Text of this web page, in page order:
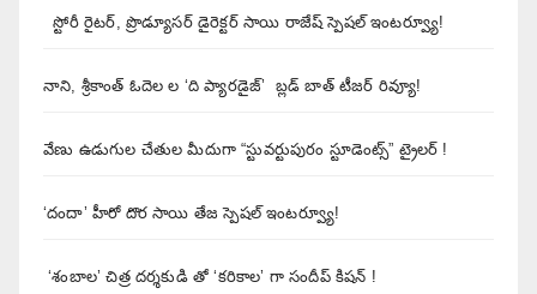
స్టోరీ రైటర్, ప్రొడ్యూసర్ డైరెక్టర్ సాయి రాజేష్ స్పెషల్ ఇంటర్వ్యూ!
నాని, శ్రీకాంత్ ఓదెల ల ‘ది ప్యారడైజ్’ బ్లడ్ బాత్ టీజర్ రివ్యూ!
వేణు ఉడుగుల చేతుల మీదుగా “స్టువర్టుపురం స్టూడెంట్స్” ట్రైలర్ !
‘దందా’ హీరో దొర సాయి తేజ స్పెషల్ ఇంటర్వ్యూ!
‘శంబాల’ చిత్ర దర్శకుడి తో ‘కరికాల’ గా సందీప్ కిషన్ !